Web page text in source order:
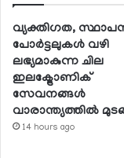
വ്യക്തിഗത,
പോര്‍ട്ടലുകള്‍ വഴി
ലഭ്യമാകുന്ന ചില
ഇലക്ട്രോണിക്
സേവനങ്ങള്‍
വാരാന്ത്യത്തില്‍
14 hours ago